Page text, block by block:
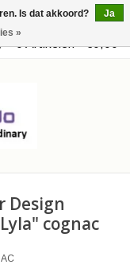
0 Artikelen - €0,00
Design
cognac
Is dat akkoord?
Ja
»